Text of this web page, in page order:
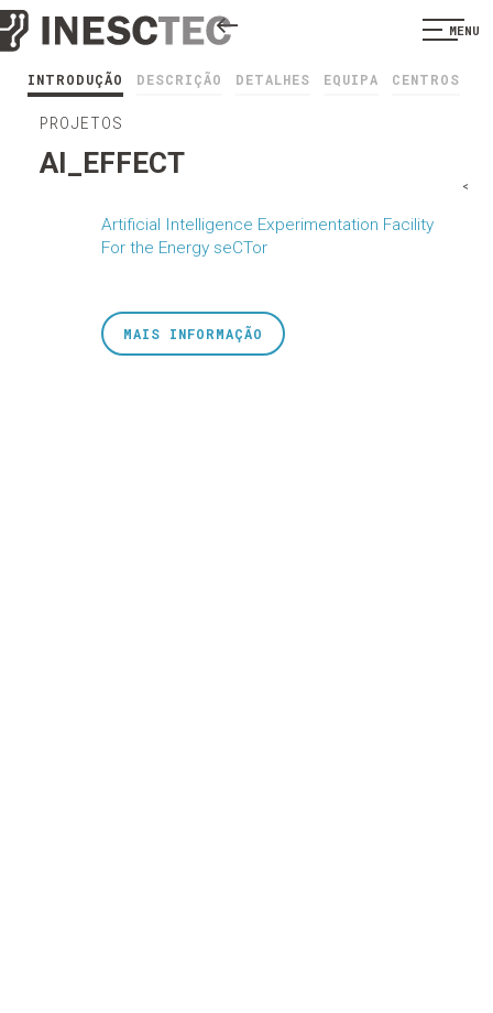
MENU
INTRODUÇÃO DESCRIÇÃO DETALHES EQUIPA CENTROS
PROJETOS
AI_EFFECT
Artificial Intelligence Experimentation Facility
For the Energy seCTor
<
MAIS INFORMAÇÃO